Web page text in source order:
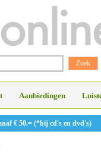
Aanbiedingen
€ 50.= (*bij cd's en dvd's)